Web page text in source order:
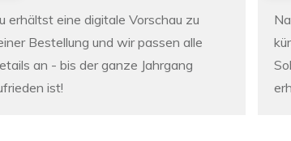
erhältst eine digitale Vorschau zu
Bestellung und wir passen alle
an - bis der ganze Jahrgang
ist!